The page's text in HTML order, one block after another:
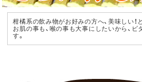
柑橘系の飲み物がお好みの方へ、美味しい！
お肌の事も、喉の事も大事にしたいから、
す。